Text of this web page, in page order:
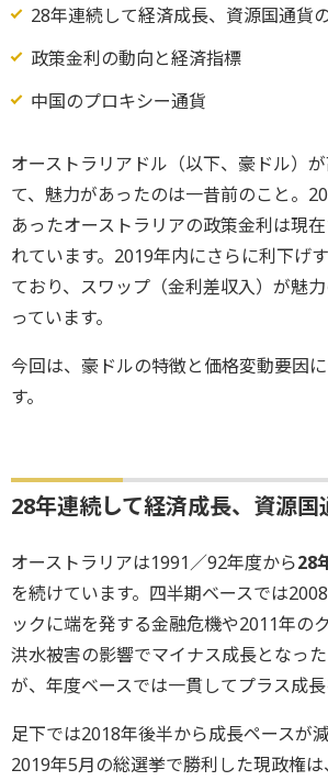
28年連続して経済成長、資源国通貨
政策金利の動向と経済指標
中国のプロキシー通貨
オーストラリアドル（以下、豪ドル）
て、魅力があったのは一昔前のこと。
あったオーストラリアの政策金利は現
れています。2019年内にさらに利下げ
ており、スワップ（金利差収入）が魅
っています。
今回は、豪ドルの特徴と価格変動要因
す。
28年連続して経済成長、資源
オーストラリアは1991／92年度から28
を続けています。四半期ベースでは
ックに端を発する金融危機や2011年の
洪水被害の影響でマイナス成長となっ
が、年度ベースでは一貫してプラス成長
足下では2018年後半から成長ペースが
2019年5月の総選挙で勝利した現政権